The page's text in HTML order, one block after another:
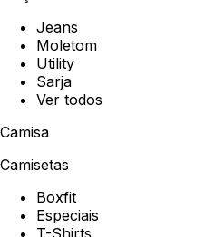
Jeans
Moletom
Utility
Sarja
Ver todos
Camisa
Camisetas
Boxfit
Especiais
T-Shirts